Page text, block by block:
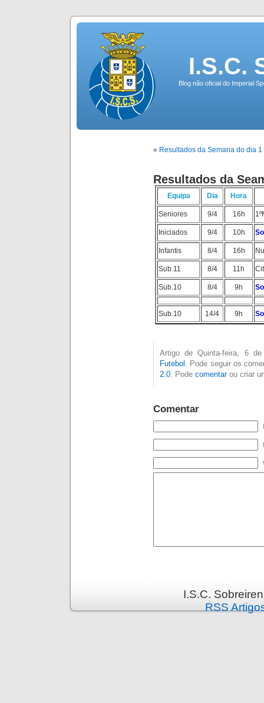
I.S.C.
Blog não oficial do Imperial
« Resultados da Semana do dia 1
Resultados da
Equipa Dia Hora
Seniores 9/4 16h
Iniciados 9/4 10h
Infantis 8/4 16h
Sub.11 8/4 11h
Sub.10 8/4 9h
Sub.10 14/4 9h
Artigo de Quinta-feira, 6
Futebol . Pode seguir os
2.0. Pode comentarou criar
Comentar
I.S.C.
RSS